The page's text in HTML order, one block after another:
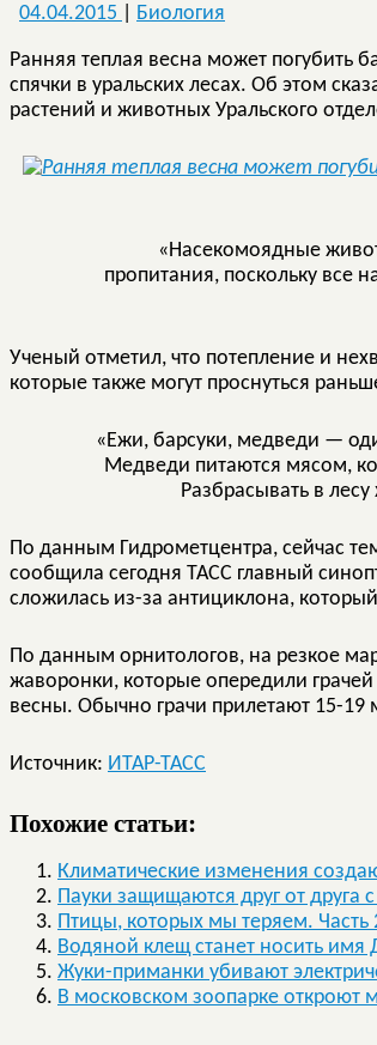
04.04.2015 Биология
Ранняя теплая весна может погубить
спячки в уральских лесах. Об этом
растений и животных Уральского
«Насекомоядные
пропитания, поскольку все
Ученый отметил, что потепление и
которые также могут проснуться
«Ежи, барсуки, медведи —
Медведи питаются мясом,
Разбрасывать в
По данным Гидрометцентра, сейчас
сообщила сегодня ТАСС главный
сложилась из-за антициклона,
По данным орнитологов, на резкое
жаворонки, которые опередили
весны. Обычно грачи прилетают 15-
Источник: ИТАР-ТАСС
Похожие статьи:
Климатические изменения
Пауки защищаются друг от друга
Птицы, которых мы теряем. Часть
Водяной клещ станет носить
Жуки-приманки убивают
В московском зоопарке откроют